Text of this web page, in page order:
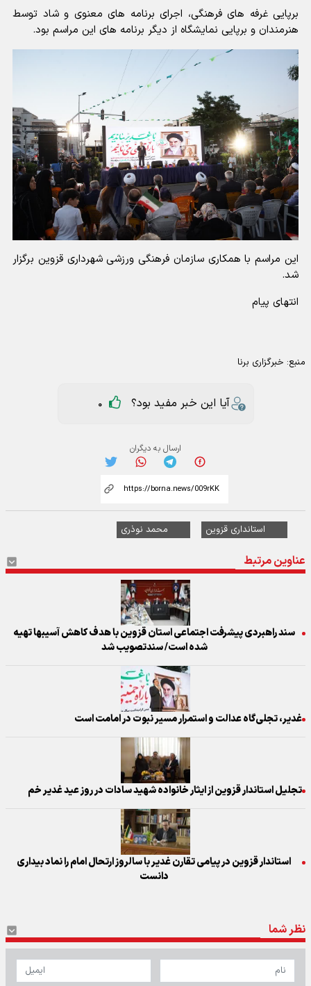
برپایی غرفه های فرهنگی، اجرای برنامه های معنوی و شاد توسط
هنرمندان و برپایی نمایشگاه از دیگر برنامه های این مراسم بود.
این مراسم با همکاری سازمان فرهنگی ورزشی شهرداری قزوین برگزار
شد.
انتهای پیام
منبع: خبرگزاری برنا
آیا این خبر مفید بود؟ 0
ارسال به دیگران
استانداری قزوین محمد نوذری
عناوین مرتبط
سند راهبردی پیشرفت اجتماعی استان قزوین با هدف کاهش آسیبها تهیه
شده است/ سندتصویب شد
غدیر، تجلی‌گاه عدالت و استمرار مسیر نبوت در امامت است
تجلیل استاندار قزوین از ایثار خانواده‌ شهید سادات در روز عید غدیر خم
استاندار قزوین در پیامی تقارن غدیر با سالروز ارتحال امام را نماد بیداری
دانست
نظر شما